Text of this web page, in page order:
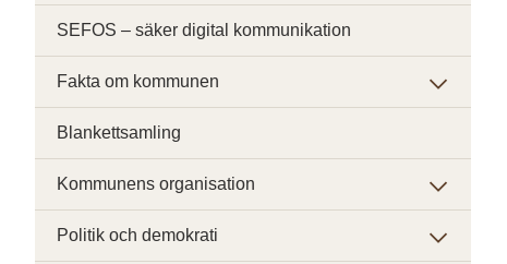
SEFOS – säker digital kommunikation
Fakta om kommunen
Blankettsamling
Kommunens organisation
Politik och demokrati